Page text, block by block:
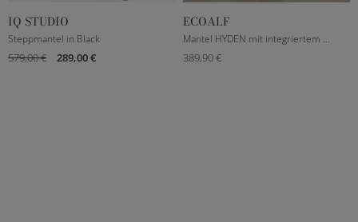
DE 40
IQ STUDIO
Steppmantel in Black
579,00 € 289,00 €
ECOALF
Mantel HYDEN mit integriertem Gilet in Dunkelgrün
389,90 €